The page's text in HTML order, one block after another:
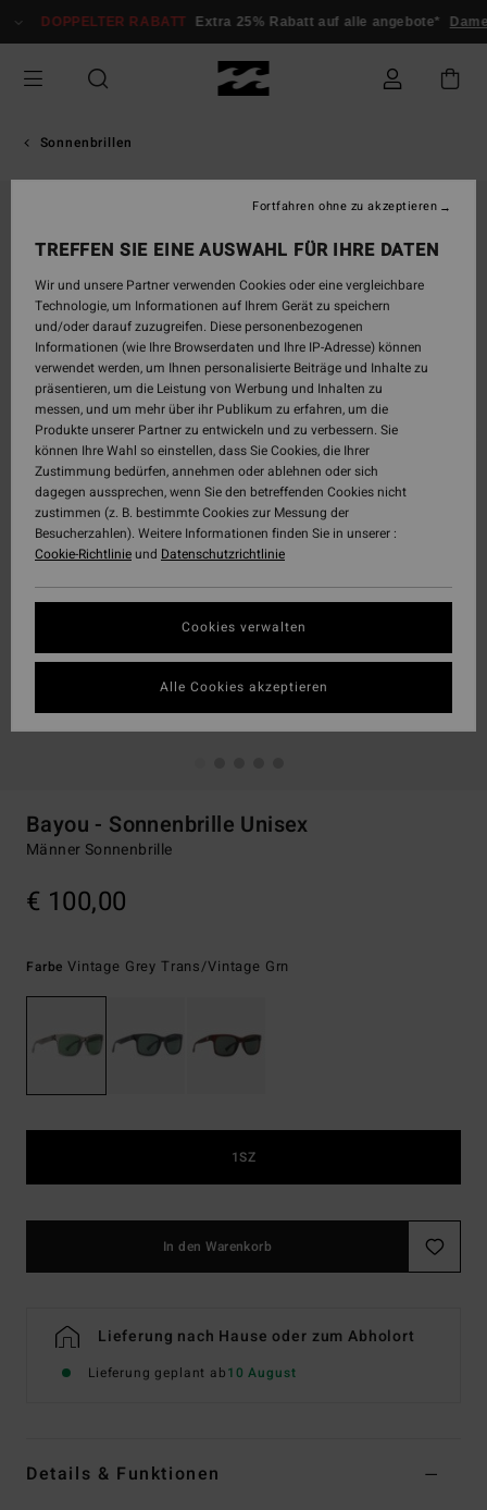
zur
springen
DOPPELTER RABATT Extra 25% Rabatt auf alle angebote* Damen
Sonnenbrillen
Bayou - Sonnenbrille Unisex
Männer Sonnenbrille
€ 100,00
FarbeVintage Grey Trans/vintage Grn
1SZ
In den Warenkorb
Lieferung nach Hause oder zum Abholort
Lieferung geplant ab10 August
Details & Funktionen
TREFFEN SIE EINE AUSWAHL FÜR IHRE DATEN
Wir und unsere Partner verwenden Cookies oder eine vergleichbare
Technologie, um Informationen auf Ihrem Gerät zu speichern
und/oder darauf zuzugreifen. Diese personenbezogenen
Informationen (wie Ihre Browserdaten und Ihre IP-Adresse) können
verwendet werden, um Ihnen personalisierte Beiträge und Inhalte zu
präsentieren, um die Leistung von Werbung und Inhalten zu
messen, und um mehr über ihr Publikum zu erfahren, um die
Produkte unserer Partner zu entwickeln und zu verbessern. Sie
können Ihre Wahl so einstellen, dass Sie Cookies, die Ihrer
Zustimmung bedürfen, annehmen oder ablehnen oder sich
dagegen aussprechen, wenn Sie den betreffenden Cookies nicht
zustimmen (z. B. bestimmte Cookies zur Messung der
Besucherzahlen). Weitere Informationen finden Sie in unserer :
Cookie-Richtlinieund Datenschutzrichtlinie
Cookies verwalten
Fortfahren ohne zu akzeptieren
Alle Cookies akzeptieren